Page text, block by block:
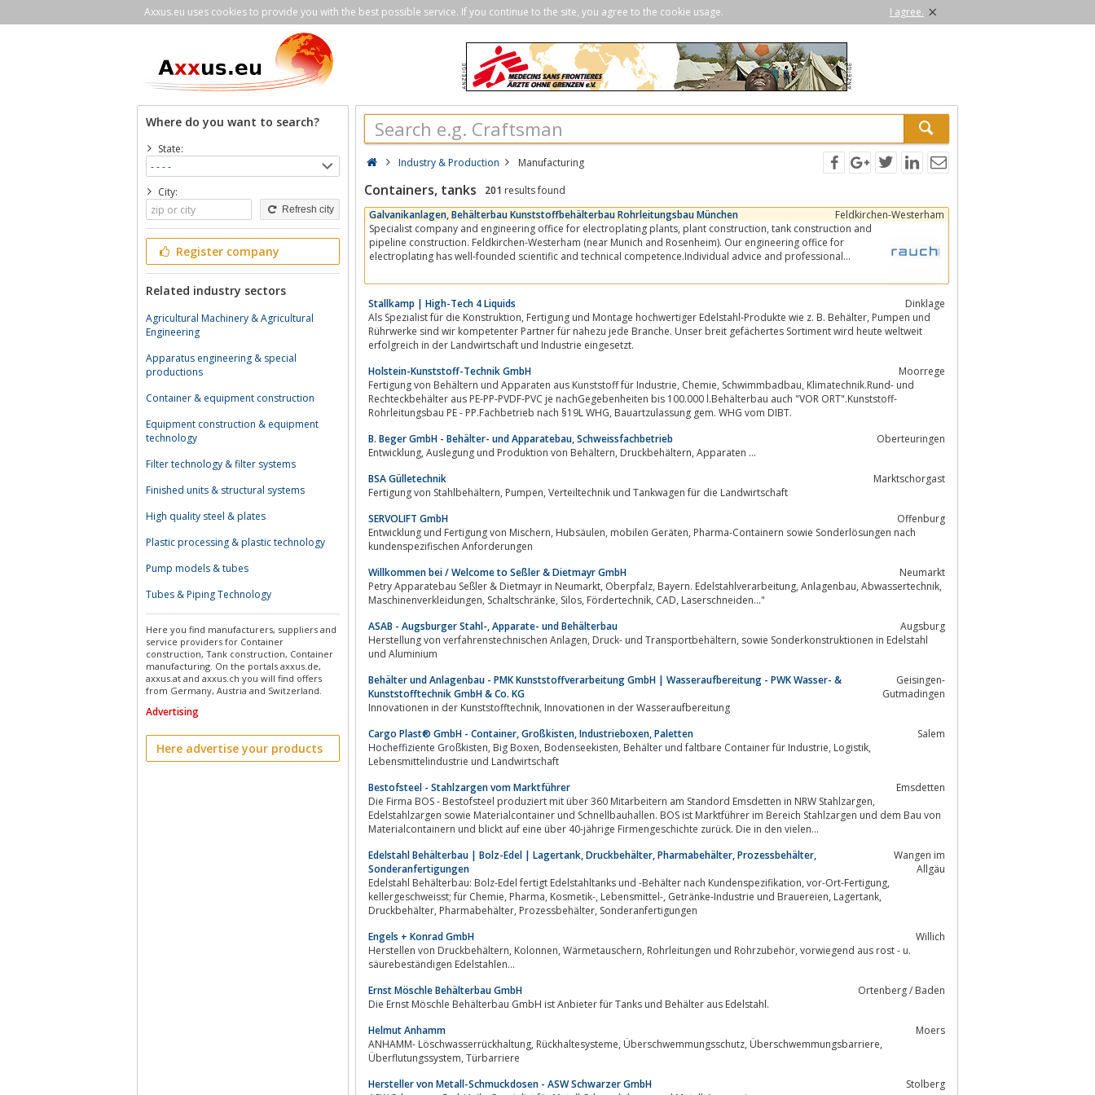
Axxus.eu uses cookies to provide you with the best possible service. If you continue to the site, you agree to the cookie usage. I agree. ×
Where do you want to search?
State:
City:
Refresh city
Register company
Related industry sectors
Agricultural Machinery & Agricultural
Engineering
Apparatus engineering & special
productions
Container & equipment construction
Equipment construction & equipment
technology
Filter technology & filter systems
Finished units & structural systems
High quality steel & plates
Plastic processing & plastic technology
Pump models & tubes
Tubes & Piping Technology
Here you find manufacturers, suppliers and
service providers for Container
construction, Tank construction, Container
manufacturing. On the portals axxus.de,
axxus.at and axxus.ch you will find offers
from Germany, Austria and Switzerland.
Advertising
Here advertise your products
Industry & Production Manufacturing
Containers, tanks 201 results found
Galvanikanlagen, Behälterbau Kunststoffbehälterbau Rohrleitungsbau München
Feldkirchen-Westerham
Specialist company and engineering office for electroplating plants, plant construction, tank construction and
pipeline construction. Feldkirchen-Westerham (near Munich and Rosenheim). Our engineering office for
electroplating has well-founded scientific and technical competence.Individual advice and professional
Stallkamp | High-Tech 4 Liquids
Dinklage
Als Spezialist für die Kon­struktion, Fertigung und Montage hochwertiger Edel­stahl-Produkte wie z. B. Behälter, Pumpen und
Rührwerke sind wir kompe­tenter Partner für nahezu jede Branche. Unser breit gefächertes Sortiment wird heute weltweit
erfolgreich in der Landwirtschaft und Industrie eingesetzt.
Holstein-Kunststoff-Technik GmbH
Moorrege
Fertigung von Behältern und Apparaten aus Kunststoff für Industrie, Chemie, Schwimmbadbau, Klimatechnik.Rund- und
Rechteckbehälter aus PE-PP-PVDF-PVC je nachGegebenheiten bis 100.000 l.Behälterbau auch "VOR ORT".Kunststoff-
Rohrleitungsbau PE - PP.Fachbetrieb nach §19L WHG, Bauartzulassung gem. WHG vom DIBT.
B. Beger GmbH - Behälter- und Apparatebau, Schweissfachbetrieb
Oberteuringen
Entwicklung, Auslegung und Produktion von Behältern, Druckbehältern, Apparaten ...
BSA Gülletechnik
Marktschorgast
Fertigung von Stahlbehältern, Pumpen, Verteiltechnik und Tankwagen für die Landwirtschaft
SERVOLIFT GmbH
Offenburg
Entwicklung und Fertigung von Mischern, Hubsäulen, mobilen Geräten, Pharma-Containern sowie Sonderlösungen nach
kundenspezifischen Anforderungen
Willkommen bei / Welcome to Seßler & Dietmayr GmbH
Neumarkt
Petry Apparatebau Seßler & Dietmayr in Neumarkt, Oberpfalz, Bayern. Edelstahlverarbeitung, Anlagenbau, Abwassertechnik,
Maschinenverkleidungen, Schaltschränke, Silos, Fördertechnik, CAD, Laserschneiden..."
ASAB - Augsburger Stahl-, Apparate- und Behälterbau
Augsburg
Herstellung von verfahrenstechnischen Anlagen, Druck- und Transportbehältern, sowie Sonderkonstruktionen in Edelstahl
und Aluminium
Behälter und Anlagenbau - PMK Kunststoffverarbeitung GmbH | Wasseraufbereitung - PWK Wasser- &
Kunststofftechnik GmbH & Co. KG
Geisingen-
Gutmadingen
Innovationen in der Kunststofftechnik, Innovationen in der Wasseraufbereitung
Cargo Plast® GmbH - Container, Großkisten, Industrieboxen, Paletten
Salem
Hocheffiziente Großkisten, Big Boxen, Bodenseekisten, Behälter und faltbare Container für Industrie, Logistik,
Lebensmittelindustrie und Landwirtschaft
Bestofsteel - Stahlzargen vom Marktführer
Emsdetten
Die Firma BOS - Bestofsteel produziert mit über 360 Mitarbeitern am Standord Emsdetten in NRW Stahlzargen,
Edelstahlzargen sowie Materialcontainer und Schnellbauhallen. BOS ist Marktführer im Bereich Stahlzargen und dem Bau von
Materialcontainern und blickt auf eine über 40-jährige Firmengeschichte zurück. Die in den vielen...
Edelstahl Behälterbau | Bolz-Edel | Lagertank, Druckbehälter, Pharmabehälter, Prozessbehälter,
Sonderanfertigungen
Wangen im
Allgäu
Edelstahl Behälterbau: Bolz-Edel fertigt Edelstahltanks und -Behälter nach Kundenspezifikation, vor-Ort-Fertigung,
kellergeschweisst; für Chemie, Pharma, Kosmetik-, Lebensmittel-, Getränke-Industrie und Brauereien, Lagertank,
Druckbehälter, Pharmabehälter, Prozessbehälter, Sonderanfertigungen
Engels + Konrad GmbH
Willich
Herstellen von Druckbehältern, Kolonnen, Wärmetauschern, Rohrleitungen und Rohrzubehör, vorwiegend aus rost - u.
säurebeständigen Edelstahlen...
Ernst Möschle Behälterbau GmbH
Ortenberg / Baden
Die Ernst Möschle Behälterbau GmbH ist Anbieter für Tanks und Behälter aus Edelstahl.
Helmut Anhamm
Moers
ANHAMM- Löschwasserrückhaltung, Rückhaltesysteme, Überschwemmungsschutz, Überschwemmungsbarriere,
Überflutungssystem, Türbarriere
Hersteller von Metall-Schmuckdosen - ASW Schwarzer GmbH
Stolberg